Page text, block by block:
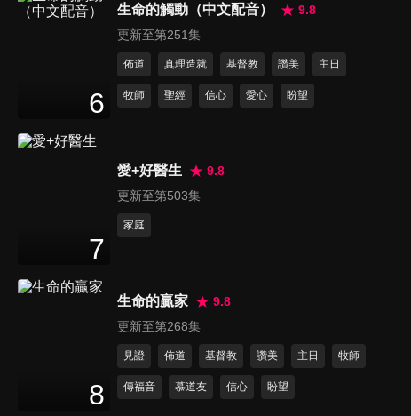
54分鐘
第285集 無價至寶
第286集 愛 無畏懼
54
第288集 不離棄的愛
6
生命的觸動（中文配音）
9.8
更新至第251集
佈道 真理造就 基督教 讚美 主日
牧師 聖經 信心 愛心 盼望
7
愛+好醫生
9.8
更新至第503集
家庭
8
生命的贏家
9.8
更新至第268集
見證 佈道 基督教 讚美 主日 牧師
傳福音 慕道友 信心 盼望